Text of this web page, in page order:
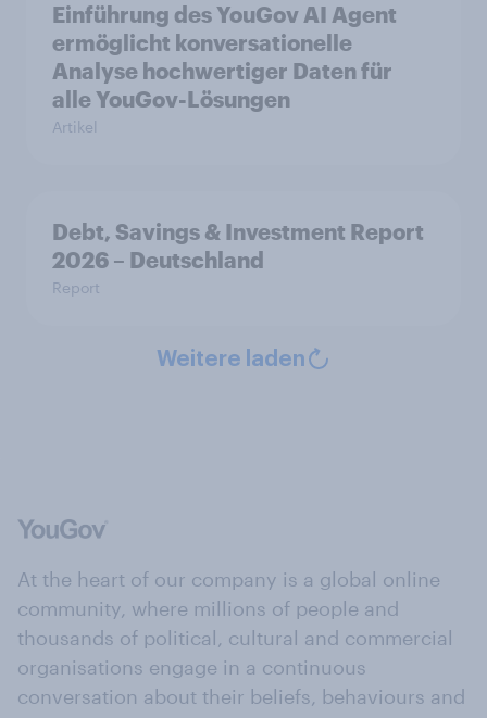
Einführung des YouGov AI Agent
ermöglicht konversationelle
Analyse hochwertiger Daten für
alle YouGov-Lösungen
Artikel
Debt, Savings & Investment Report
2026 – Deutschland
Report
Weitere laden
At the heart of our company is a global online
community, where millions of people and
thousands of political, cultural and commercial
organisations engage in a continuous
conversation about their beliefs, behaviours and